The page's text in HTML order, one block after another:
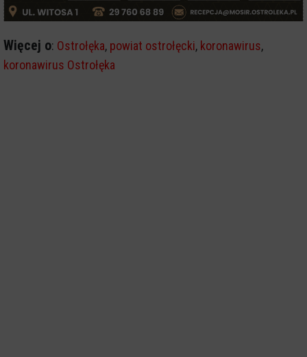
Więcej o: Ostrołęka, powiat ostrołęcki, koronawirus,
koronawirus Ostrołęka